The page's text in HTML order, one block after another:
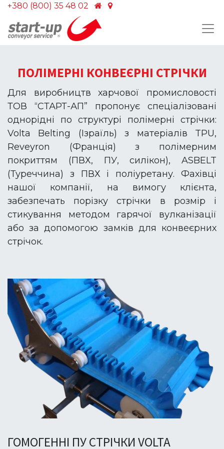
+380 (800) 35 48 02
ПОЛІМЕРНІ КОНВЕЄРНІ СТРІЧКИ
Для виробництв харчової промисловості
ТОВ “СТАРТ-АП” пропонує спеціалізовані
однорідні по структурі полімерні стрічки:
Volta Belting (Ізраїль) з матеріалів TPU,
Reveyron (Франція) з полімерним
покриттям (ПВХ, ПУ, силікон), ASBELT
(Туреччина) з ПВХ і поліуретану. Фахівці
нашої компанії, на вимогу клієнта,
забезпечать порізку стрічки в розмір і
стикування методом гарячої вулканізації
або за допомогою замків для конвеєрних
стрічок.
ГОМОГЕННІ ПУ СТРІЧКИ VOLTA